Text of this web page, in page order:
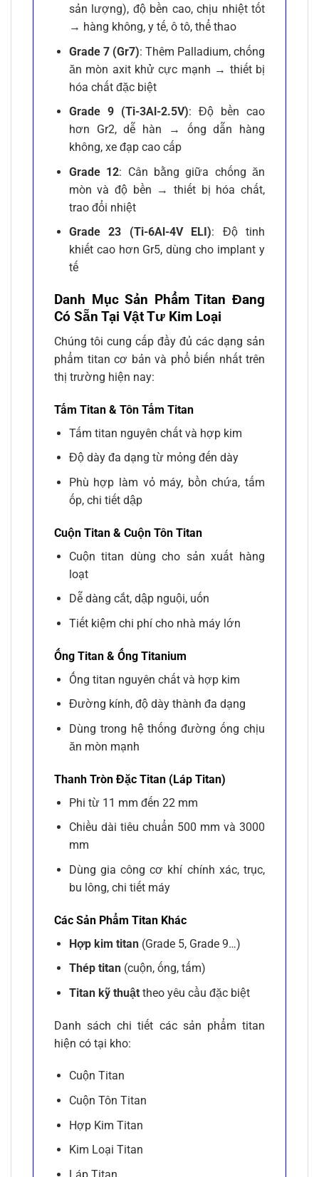
sản lượng), độ bền cao, chịu nhiệt tốt
→ hàng không, y tế, ô tô, thể thao
Grade 7 (Gr7): Thêm Palladium, chống
ăn mòn axit khử cực mạnh → thiết bị
hóa chất đặc biệt
Grade 9 (Ti-3Al-2.5V): Độ bền cao
hơn Gr2, dễ hàn → ống dẫn hàng
không, xe đạp cao cấp
Grade 12: Cân bằng giữa chống ăn
mòn và độ bền → thiết bị hóa chất,
trao đổi nhiệt
Grade 23 (Ti-6Al-4V ELI): Độ tinh
khiết cao hơn Gr5, dùng cho implant y
tế
Danh Mục Sản Phẩm Titan Đang
Có Sẵn Tại Vật Tư Kim Loại
Chúng tôi cung cấp đầy đủ các dạng sản
phẩm titan cơ bản và phổ biến nhất trên
thị trường hiện nay:
Tấm Titan & Tôn Tấm Titan
Tấm titan nguyên chất và hợp kim
Độ dày đa dạng từ mỏng đến dày
Phù hợp làm vỏ máy, bồn chứa, tấm
ốp, chi tiết dập
Cuộn Titan & Cuộn Tôn Titan
Cuộn titan dùng cho sản xuất hàng
loạt
Dễ dàng cắt, dập nguội, uốn
Tiết kiệm chi phí cho nhà máy lớn
Ống Titan & Ống Titanium
Ống titan nguyên chất và hợp kim
Đường kính, độ dày thành đa dạng
Dùng trong hệ thống đường ống chịu
ăn mòn mạnh
Thanh Tròn Đặc Titan (Láp Titan)
Phi từ 11 mm đến 22 mm
Chiều dài tiêu chuẩn 500 mm và 3000
mm
Dùng gia công cơ khí chính xác, trục,
bu lông, chi tiết máy
Các Sản Phẩm Titan Khác
Hợp kim titan(Grade 5, Grade 9…)
Thép titan(cuộn, ống, tấm)
Titan kỹ thuậttheo yêu cầu đặc biệt
Danh sách chi tiết các sản phẩm titan
hiện có tại kho:
Cuộn Titan
Cuộn Tôn Titan
Hợp Kim Titan
Kim Loại Titan
Láp Titan